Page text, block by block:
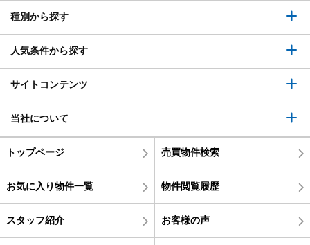
種別から探す
人気条件から探す
サイトコンテンツ
当社について
トップページ 売買物件検索
お気に入り物件一覧 物件閲覧履歴
スタッフ紹介 お客様の声